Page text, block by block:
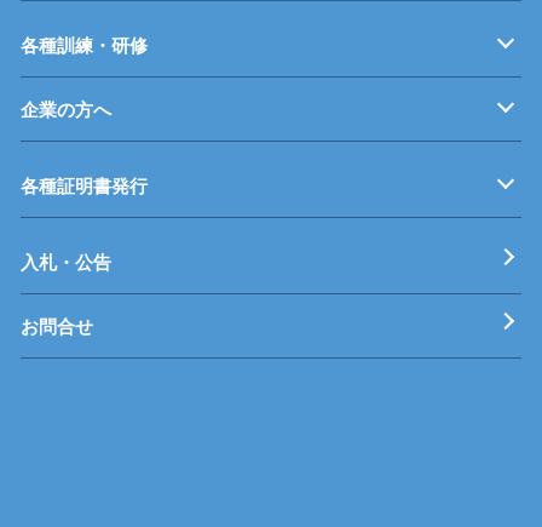
募集要項
オープンキャンパス
受験料等
高校連携案内
各種訓練・研修
企業従業員の方へ
再就職を考えている方へ
障がいのある方へ
企業の方へ
事業主推薦について
インターンシップについて
学生の求人について
各種証明書発行
工科短期大学校
技術専門校
ガス溶接技能講習
各種特別教育
入札・公告
お問合せ